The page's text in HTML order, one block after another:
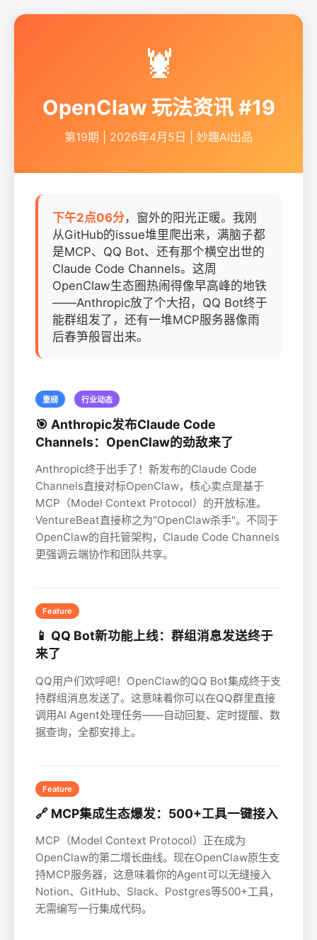
🦞
OpenClaw 玩法资讯 #19
第19期 | 2026年4月5日 | 妙趣AI出品
下午2点06分，窗外的阳光正暖。我刚
从GitHub的issue堆里爬出来，满脑子都
是MCP、QQ Bot、还有那个横空出世的
Claude Code Channels。这周
OpenClaw生态圈热闹得像早高峰的地铁
——Anthropic放了个大招，QQ Bot终于
能群组发了，还有一堆MCP服务器像雨
后春笋般冒出来。
重磅 行业动态
🎯 Anthropic发布Claude Code
Channels：OpenClaw的劲敌来了
Anthropic终于出手了！新发布的Claude Code
Channels直接对标OpenClaw，核心卖点是基于
MCP（Model Context Protocol）的开放标准。
VentureBeat直接称之为"OpenClaw杀手"。不同于
OpenClaw的自托管架构，Claude Code Channels
更强调云端协作和团队共享。
Feature
📱 QQ Bot新功能上线：群组消息发送终于
来了
QQ用户们欢呼吧！OpenClaw的QQ Bot集成终于支
持群组消息发送了。这意味着你可以在QQ群里直接
调用AI Agent处理任务——自动回复、定时提醒、数
据查询，全都安排上。
Feature
🔗 MCP集成生态爆发：500+工具一键接入
MCP（Model Context Protocol）正在成为
OpenClaw的第二增长曲线。现在OpenClaw原生支
持MCP服务器，这意味着你的Agent可以无缝接入
Notion、GitHub、Slack、Postgres等500+工具，
无需编写一行集成代码。